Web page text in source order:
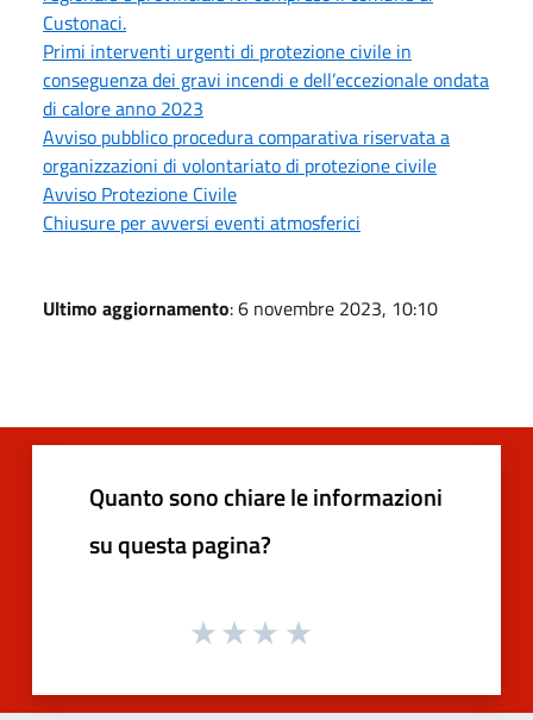
Custonaci.
Primi interventi urgenti di protezione civile in
conseguenza dei gravi incendi e dell’eccezionale ondata
di calore anno 2023
Avviso pubblico procedura comparativa riservata a
organizzazioni di volontariato di protezione civile
Avviso Protezione Civile
Chiusure per avversi eventi atmosferici
Ultimo aggiornamento: 6 novembre 2023, 10:10
Quanto sono chiare le informazioni
su questa pagina?